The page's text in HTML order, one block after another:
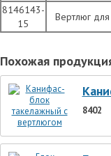
8146143-
15
Вертлюг
Похожая
8402